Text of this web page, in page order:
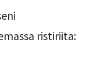
ristiriita: